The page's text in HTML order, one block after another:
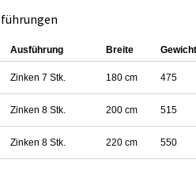
Ausführung Breite
Zinken 7 Stk. 180 cm 475
Zinken 8 Stk. 200 cm 515
Zinken 8 Stk. 220 cm 550